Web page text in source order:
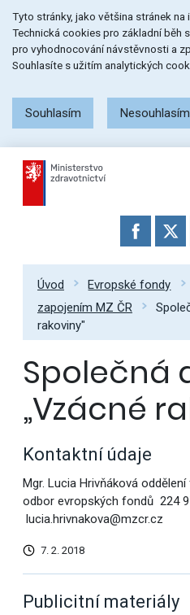
na
menu
na
obsah
na
patičku
stránky
Tyto stránky, jako většina stránek
Technická cookies pro základní běh
pro vyhodnocování návstěvnosti a
Souhlasíte s užitím analytických
Souhlasím Nesouhlasím
Úvod Evropské fondy
zapojením MZ ČR
rakoviny"
Společná
„Vzácné
Kontaktní údaje
Mgr. Lucia Hrivňáková
odbor evropských fondů 224
lucia.hrivnakova@mzcr.cz
7. 2. 2018
Publicitní materiály